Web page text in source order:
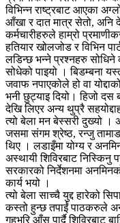
विभिन्न राष्ट्रबाट आएका
आँखा र दात मात्र सेतो, अनि
कर्मचारीहरुले हाम्रो
हतियार खोलजोड र विभिन
लडिन्छ भन्ने प्रश्नहरु सोधिने
सोधेको पाइयो । बिडम्बना
जवाफ नपाएकोले हो वा
भनी छुट्याइ दियो। हिजो दस
देखि लिएर अन्य थुप्रै
त्यो बेला मन बेस्सरी दुख्यो ।
जसमा संगम श्रेष्ठ, रन्जु
थिए । लडाइँमा योग्य र
अस्थायी शिविरबाट निस्किनु
सरकारको निर्देशनमा
कार्य भयो ।
त्यो बेला साच्चै युद्द हारेको
कस्तो हुन्छ तपाईं पाठकरुले
गहभरि आँसु पार्दै शिविरबाट